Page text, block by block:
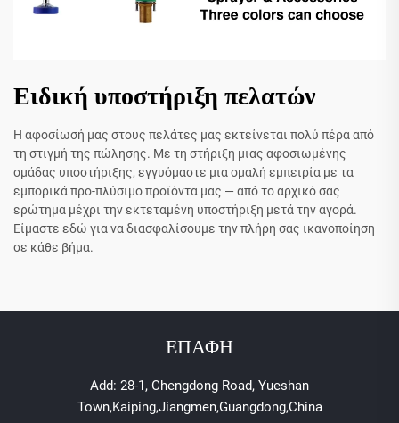
Ειδική υποστήριξη πελατών
Η αφοσίωσή μας στους πελάτες μας εκτείνεται πολύ πέρα ​​από
τη στιγμή της πώλησης. Με τη στήριξη μιας αφοσιωμένης
ομάδας υποστήριξης, εγγυόμαστε μια ομαλή εμπειρία με τα
εμπορικά προ-πλύσιμο προϊόντα μας — από το αρχικό σας
ερώτημα μέχρι την εκτεταμένη υποστήριξη μετά την αγορά.
Είμαστε εδώ για να διασφαλίσουμε την πλήρη σας ικανοποίηση
σε κάθε βήμα.
ΕΠΑΦΗ
Add: 28-1, Chengdong Road, Yueshan
Town,Kaiping,Jiangmen,Guangdong,China